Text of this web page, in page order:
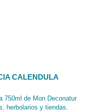
CALENDULA
750ml de Mon Deconatur
herbolarios y tiendas.